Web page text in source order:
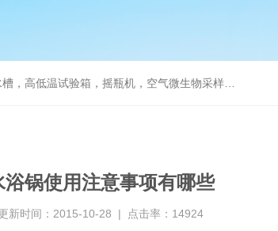
试验箱，摇瓶机，空气微生物采样器，水质采样器
浴锅使用注意事项有哪些
新时间：2015-10-28 | 点击率：14924